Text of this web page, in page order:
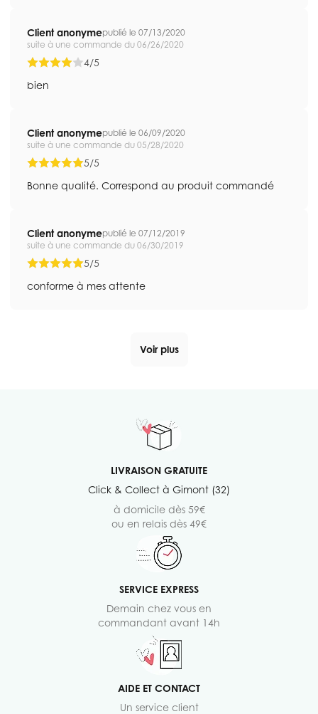
Client anonymepublié le 07/13/2020
suite à une commande du 06/26/2020
4/5
bien
Client anonymepublié le 06/09/2020
suite à une commande du 05/28/2020
5/5
Bonne qualité. Correspond au produit commandé
Client anonymepublié le 07/12/2019
suite à une commande du 06/30/2019
5/5
conforme à mes attente
Voir plus
LIVRAISON GRATUITE
Click & Collect à Gimont (32)
à domicile dès 59€
ou en relais dès 49€
SERVICE EXPRESS
Demain chez vous en
commandant avant 14h
AIDE ET CONTACT
Un service client